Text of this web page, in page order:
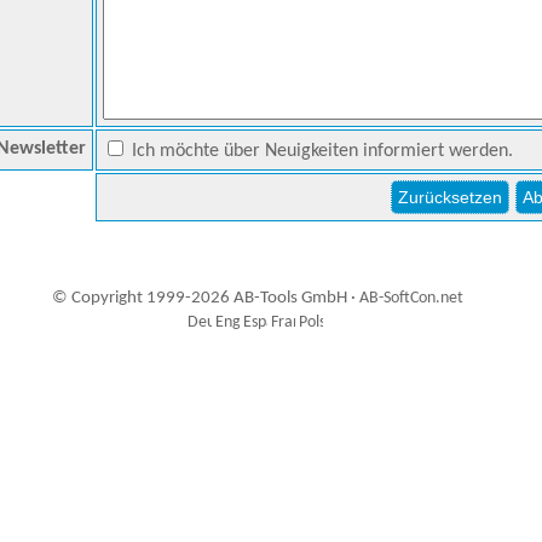
Newsletter Ich möchte über Neuigkeiten informiert werden.
© Copyright 1999-2026 AB-Tools GmbH · AB-SoftCon.net